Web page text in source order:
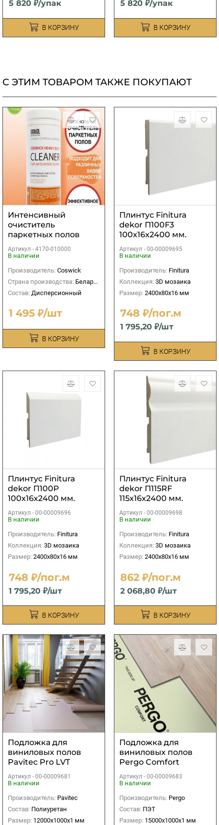
5 820 ₽/упак
В КОРЗИНУ
5 820 ₽/упак
В КОРЗИНУ
С ЭТИМ ТОВАРОМ ТАКЖЕ ПОКУПАЮТ
Интенсивный
очиститель
паркетных полов
Coswick
Артикул - 4170-010000
В наличии
Производитель: Coswick
Страна производства: Беларусь
Состав: Дисперсионный
1 495 ₽/шт
В КОРЗИНУ
Плинтус Finitura
dekor П100F3
100х16х2400 мм.
Артикул - 00-00009695
В наличии
Производитель: Finitura
Коллекция: 3D мозаика
Размер: 2400х80х16 мм
748 ₽/пог.м
1 795,20 ₽/шт
В КОРЗИНУ
Плинтус Finitura
dekor П100P
100х16х2400 мм.
Артикул - 00-00009696
В наличии
Производитель: Finitura
Коллекция: 3D мозаика
Размер: 2400х80х16 мм
748 ₽/пог.м
1 795,20 ₽/шт
В КОРЗИНУ
Плинтус Finitura
dekor П115RF
115х16х2400 мм.
Артикул - 00-00009698
В наличии
Производитель: Finitura
Коллекция: 3D мозаика
Размер: 2400х80х16 мм
862 ₽/пог.м
2 068,80 ₽/шт
В КОРЗИНУ
Подложка для
виниловых полов
Pavitec Pro LVT
12000х1000х1 мм (12
м2)
Артикул - 00-00009681
В наличии
Производитель: Pavitec
Состав: Полиуретан
Размер: 12000х1000х1 мм
Подложка для
виниловых полов
Pergo Comfort
15000х1000х1 мм (15
м2)
Артикул - 00-00009683
В наличии
Производитель: Pergo
Состав: ПЭТ
Размер: 15000х1000х1 мм